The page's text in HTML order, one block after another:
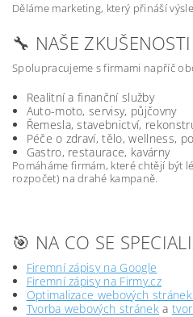
Děláme marketing, který přináší
🔧 NAŠE ZKUŠENOSTI
Spolupracujeme s firmami napříč
Realitní a finanční služby
Auto-moto, servisy, půjčovny
Řemesla, stavebnictví,
Péče o zdraví, tělo, wellness,
Gastro, restaurace, kavárny
Pomáháme firmám, které chtějí být
rozpočet) na drahé kampaně.
🎯 NA CO SE
Firemní zápisy na Google
Firemní zápisy na Firmy.cz
Optimalizace webových
Tvorba webových stráneka